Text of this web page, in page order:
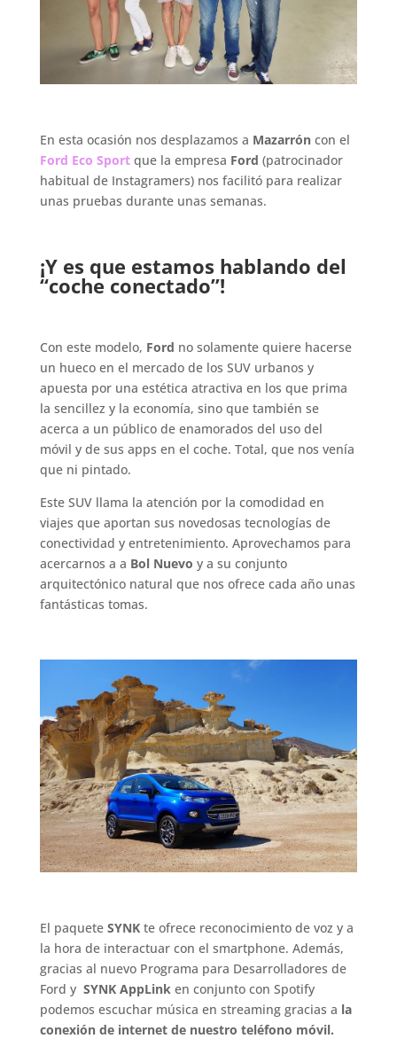
En esta ocasión nos desplazamos a Mazarróncon el
Ford Eco Sportque la empresa Ford (patrocinador
habitual de Instagramers) nos facilitó para realizar
unas pruebas durante unas semanas.
¡Y es que estamos hablando del
“coche conectado”!
Con este modelo, Ford no solamente quiere hacerse
un hueco en el mercado de los SUV urbanos y
apuesta por una estética atractiva en los que prima
la sencillez y la economía, sino que también se
acerca a un público de enamorados del uso del
móvil y de sus apps en el coche. Total, que nos venía
que ni pintado.
Este SUV llama la atención por la comodidad en
viajes que aportan sus novedosas tecnologías de
conectividad y entretenimiento. Aprovechamos para
acercarnos a a Bol Nuevo y a su conjunto
arquitectónico natural que nos ofrece cada año unas
fantásticas tomas.
El paquete SYNKte ofrece reconocimiento de voz y a
la hora de interactuar con el smartphone. Además,
gracias al nuevo Programa para Desarrolladores de
Ford y SYNK AppLink en conjunto con Spotify
podemos escuchar música en streaming gracias a la
conexión de internet de nuestro teléfono móvil.